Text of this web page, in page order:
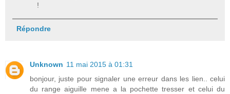
!
Répondre
Unknown 11 mai 2015 à 01:31
bonjour, juste pour signaler une erreur dans les lien.. celui
du range aiguille mene a la pochette tresser et celui du